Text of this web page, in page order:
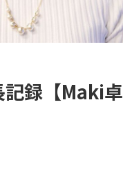
録【Maki卓